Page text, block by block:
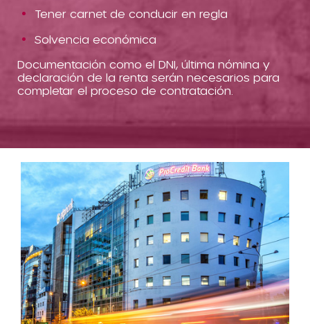
Tener carnet de conducir en regla
Solvencia económica
Documentación como el DNI, última nómina y
declaración de la renta serán necesarios para
completar el proceso de contratación.